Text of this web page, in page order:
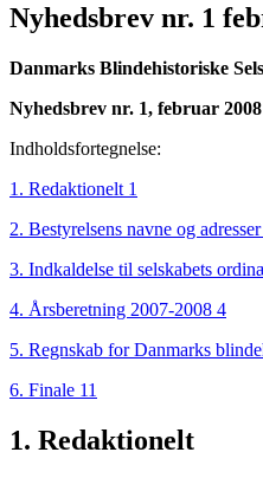
Nyhedsbrev nr. 1
Danmarks Blindehistoriske
Nyhedsbrev nr. 1, februar 2008
Indholdsfortegnelse:
1. Redaktionelt 1
2. Bestyrelsens navne og adresser
3. Indkaldelse til selskabets
4. Årsberetning 2007-2008 4
5. Regnskab for Danmarks
6. Finale 11
1. Redaktionelt